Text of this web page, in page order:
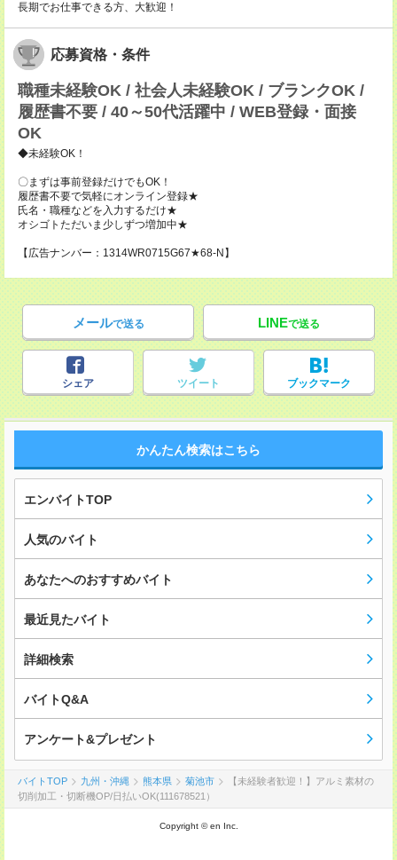
長期でお仕事できる方、大歓迎！
応募資格・条件
職種未経験OK / 社会人未経験OK / ブランクOK /
履歴書不要 / 40～50代活躍中 / WEB登録・面接
OK
◆未経験OK！
〇まずは事前登録だけでもOK！
履歴書不要で気軽にオンライン登録★
氏名・職種などを入力するだけ★
オシゴトただいま少しずつ増加中★
【広告ナンバー：1314WR0715G67★68-N】
メールで送る LINEで送る
シェア ツイート ブックマーク
かんたん検索はこちら
エンバイトTOP
人気のバイト
あなたへのおすすめバイト
最近見たバイト
詳細検索
バイトQ&A
アンケート&プレゼント
バイトTOP 九州・沖縄 熊本県 菊池市
【未経験者歓迎！】アルミ素材の
切削加工・切断機OP/日払いOK(111678521）
Copyright © en Inc.